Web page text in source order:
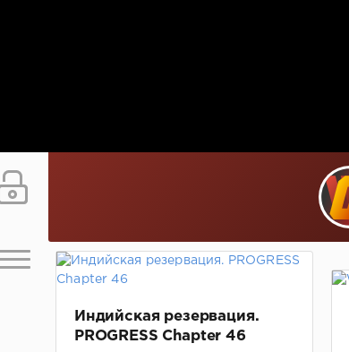
Индийская резервация.
PROGRESS Chapter 46